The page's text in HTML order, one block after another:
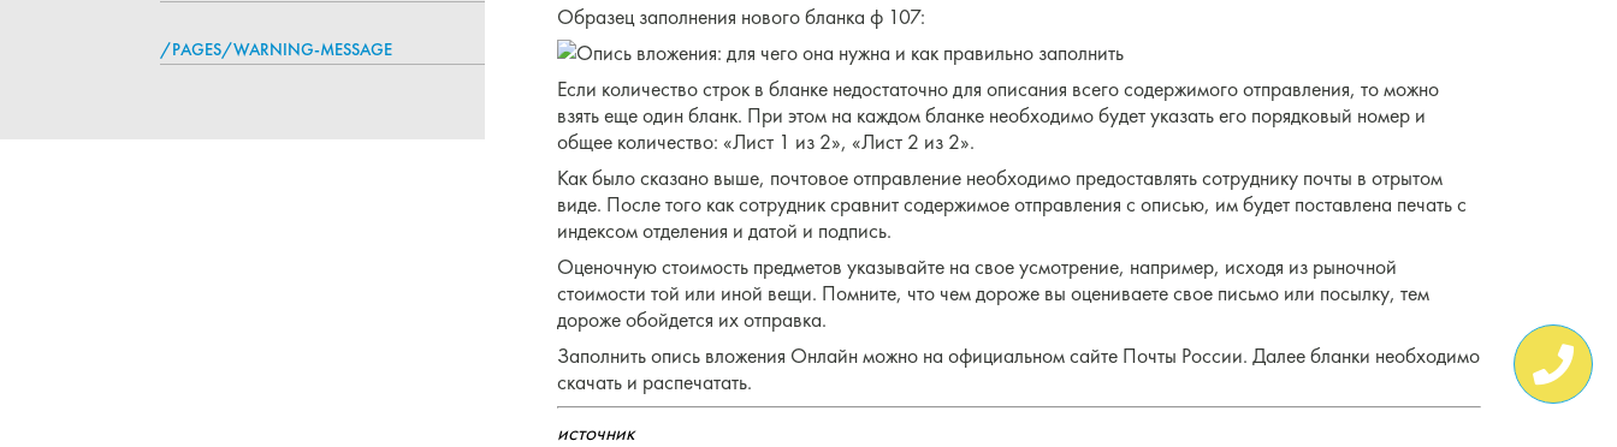
/PAGES/WARNING-MESSAGE
Образец заполнения нового бланка ф 107:
Если количество строк в бланке недостаточно для описания всего содержимого отправления, то можно
взять еще один бланк. При этом на каждом бланке необходимо будет указать его порядковый номер и
общее количество: «Лист 1 из 2», «Лист 2 из 2».
Как было сказано выше, почтовое отправление необходимо предоставлять сотруднику почты в отрытом
виде. После того как сотрудник сравнит содержимое отправления с описью, им будет поставлена печать с
индексом отделения и датой и подпись.
Оценочную стоимость предметов указывайте на свое усмотрение, например, исходя из рыночной
стоимости той или иной вещи. Помните, что чем дороже вы оцениваете свое письмо или посылку, тем
дороже обойдется их отправка.
Заполнить опись вложения Онлайн можно на официальном сайте Почты России. Далее бланки необходимо
скачать и распечатать.
источник